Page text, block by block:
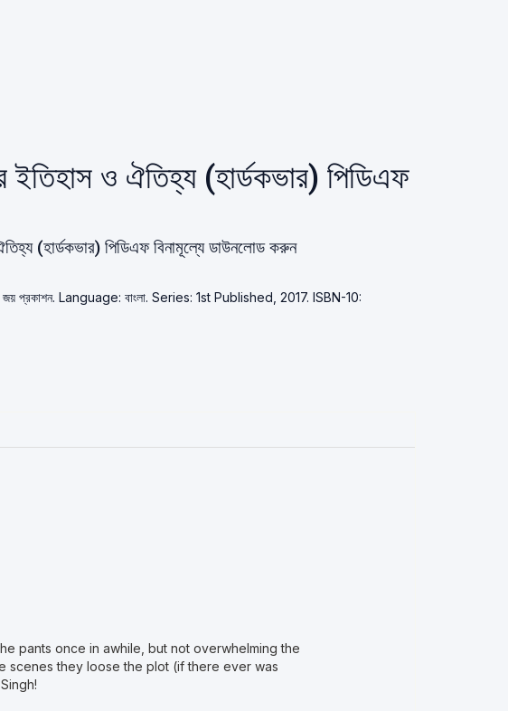
ইতিহাস ও ঐতিহ্য (হার্ডকভার) পিডিএফ
(হার্ডকভার) পিডিএফ বিনামূল্যে ডাউনলোড করুন
জয় প্রকাশন. Language: বাংলা. Series: 1st Published, 2017. ISBN-10:
pants once in awhile, but not overwhelming the
scenes they loose the plot (if there ever was